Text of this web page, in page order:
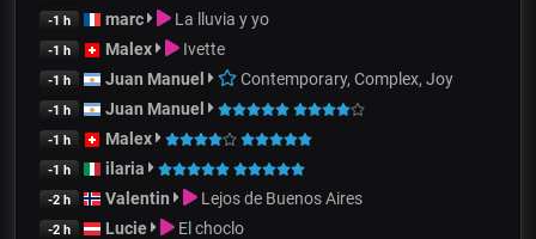
-1 h marc La lluvia y yo
-1 h Malex Ivette
-1 h Juan Manuel Contemporary, Complex, Joy
-1 h Juan Manuel
-1 h Malex
-1 h ilaria
-2 h Valentin Lejos de Buenos Aires
-2 h Lucie El choclo